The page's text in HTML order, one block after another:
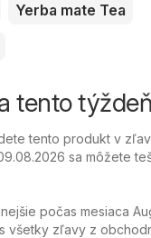
Yerba mate Tea
tento
tento produkt v
sa môžete
počas mesiaca
všetky zľavy z